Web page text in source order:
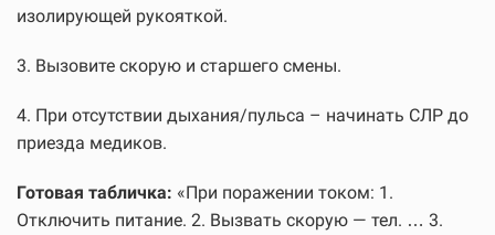
изолирующей рукояткой.
3. Вызовите скорую и старшего смены.
4. При отсутствии дыхания/пульса – начинать СЛР до
приезда медиков.
Готовая табличка: «При поражении током: 1.
Отключить питание. 2. Вызвать скорую — тел. … 3.